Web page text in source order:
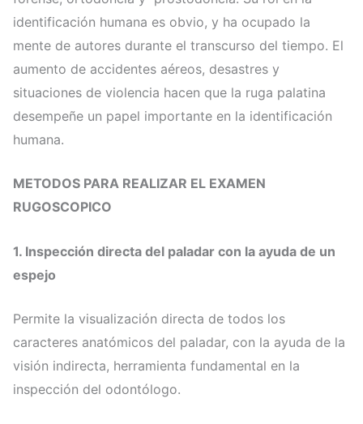
identificación humana es obvio, y ha ocupado la
mente de autores durante el transcurso del tiempo. El
aumento de accidentes aéreos, desastres y
situaciones de violencia hacen que la ruga palatina
desempeñe un papel importante en la identificación
humana.
METODOS PARA REALIZAR EL EXAMEN
RUGOSCOPICO
1. Inspección directa del paladar con la ayuda de un
espejo
Permite la visualización directa de todos los
caracteres anatómicos del paladar, con la ayuda de la
visión indirecta, herramienta fundamental en la
inspección del odontólogo.